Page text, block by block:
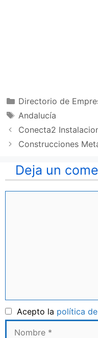
Categorías
Directorio de
Etiquetas
Andalucía
Conecta2
Construcciones
Deja un
Acepto la política